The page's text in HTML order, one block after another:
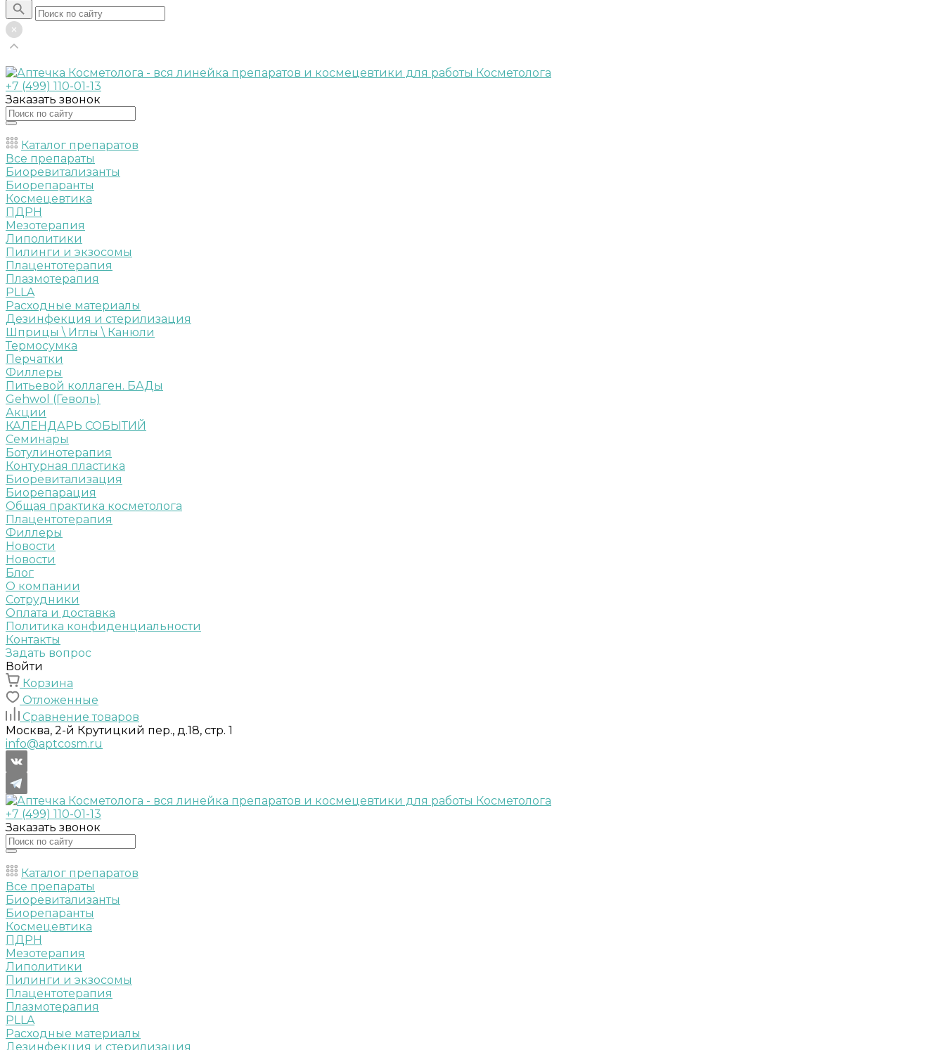
+7 (499) 110-01-13
Заказать звонок
Каталог препаратов
Все препараты
Биоревитализанты
Биорепаранты
Космецевтика
ПДРН
Мезотерапия
Липолитики
Пилинги и экзосомы
Плацентотерапия
Плазмотерапия
PLLA
Расходные материалы
Дезинфекция и стерилизация
Шприцы \ Иглы \ Канюли
Термосумка
Перчатки
Филлеры
Питьевой коллаген. БАДы
Gehwol (Геволь)
Акции
КАЛЕНДАРЬ СОБЫТИЙ
Семинары
Ботулинотерапия
Контурная пластика
Биоревитализация
Биорепарация
Общая практика косметолога
Плацентотерапия
Филлеры
Новости
Новости
Блог
О компании
Сотрудники
Оплата и доставка
Политика конфиденциальности
Контакты
Задать вопрос
Войти
Корзина
Отложенные
Сравнение товаров
Москва, 2-й Крутицкий пер., д.18, стр. 1
info@aptcosm.ru
+7 (499) 110-01-13
Заказать звонок
Каталог препаратов
Все препараты
Биоревитализанты
Биорепаранты
Космецевтика
ПДРН
Мезотерапия
Липолитики
Пилинги и экзосомы
Плацентотерапия
Плазмотерапия
PLLA
Расходные материалы
Дезинфекция и стерилизация